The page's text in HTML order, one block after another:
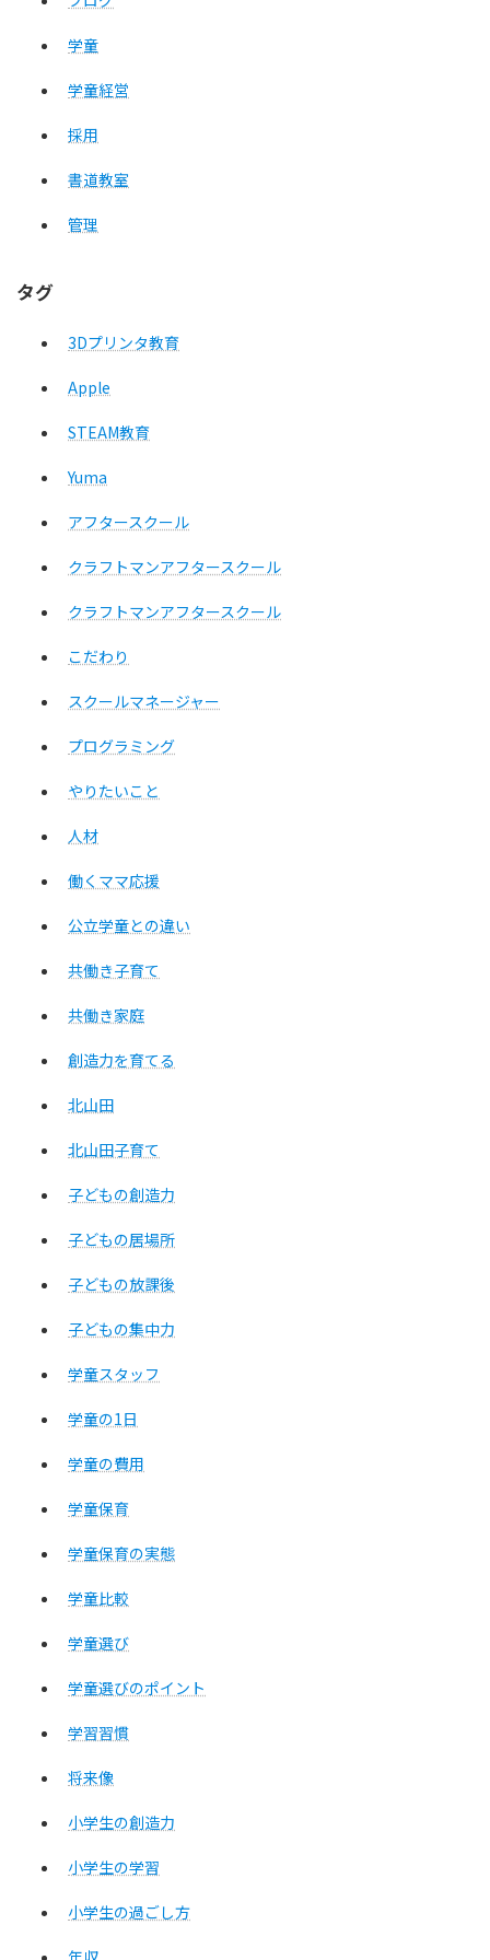
学童
学童経営
採用
書道教室
管理
タグ
3Dプリンタ教育
Apple
STEAM教育
Yuma
アフタースクール
クラフトマンアフタースクール
クラフトマンアフタースクール
こだわり
スクールマネージャー
プログラミング
やりたいこと
人材
働くママ応援
公立学童との違い
共働き子育て
共働き家庭
創造力を育てる
北山田
北山田子育て
子どもの創造力
子どもの居場所
子どもの放課後
子どもの集中力
学童スタッフ
学童の1日
学童の費用
学童保育
学童保育の実態
学童比較
学童選び
学童選びのポイント
学習習慣
将来像
小学生の創造力
小学生の学習
小学生の過ごし方